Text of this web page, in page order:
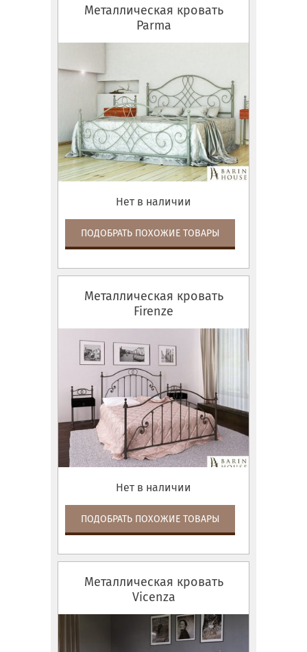
Металлическая кровать
Parma
Нет в наличии
ПОДОБРАТЬ ПОХОЖИЕ ТОВАРЫ
Металлическая кровать
Firenze
Нет в наличии
ПОДОБРАТЬ ПОХОЖИЕ ТОВАРЫ
Металлическая кровать
Vicenza